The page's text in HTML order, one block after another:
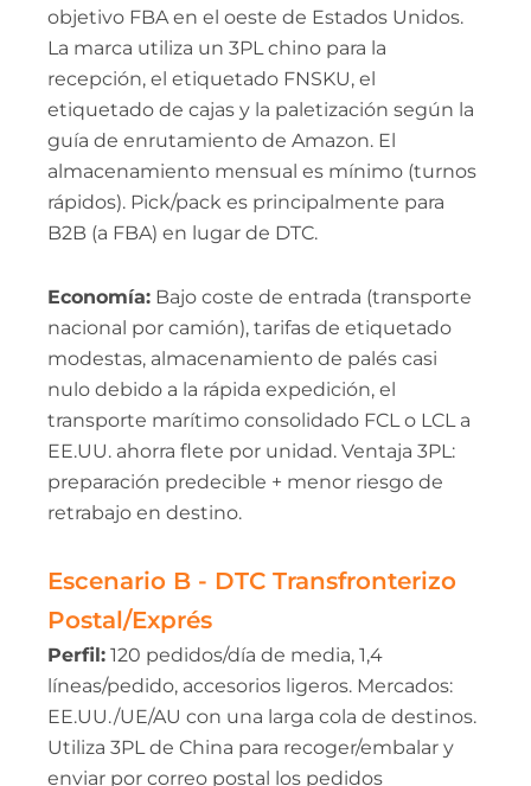
objetivo FBA en el oeste de Estados Unidos.
La marca utiliza un 3PL chino para la
recepción, el etiquetado FNSKU, el
etiquetado de cajas y la paletización según la
guía de enrutamiento de Amazon. El
almacenamiento mensual es mínimo (turnos
rápidos). Pick/pack es principalmente para
B2B (a FBA) en lugar de DTC.
Economía:Bajo coste de entrada (transporte
nacional por camión), tarifas de etiquetado
modestas, almacenamiento de palés casi
nulo debido a la rápida expedición, el
transporte marítimo consolidado FCL o LCL a
EE.UU. ahorra flete por unidad. Ventaja 3PL:
preparación predecible + menor riesgo de
retrabajo en destino.
Escenario B - DTC Transfronterizo
Postal/Exprés
Perfil:120 pedidos/día de media, 1,4
líneas/pedido, accesorios ligeros. Mercados:
EE.UU./UE/AU con una larga cola de destinos.
Utiliza 3PL de China para recoger/embalar y
enviar por correo postal los pedidos